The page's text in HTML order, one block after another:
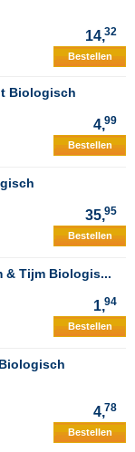
14,32
Bestellen
Biologisch
4,99
Bestellen
35,95
Bestellen
& Tijm Biologis...
1,94
Bestellen
4,78
Bestellen